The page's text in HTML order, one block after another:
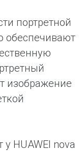
портретной
обеспечивают
изображение
HUAWEI nova